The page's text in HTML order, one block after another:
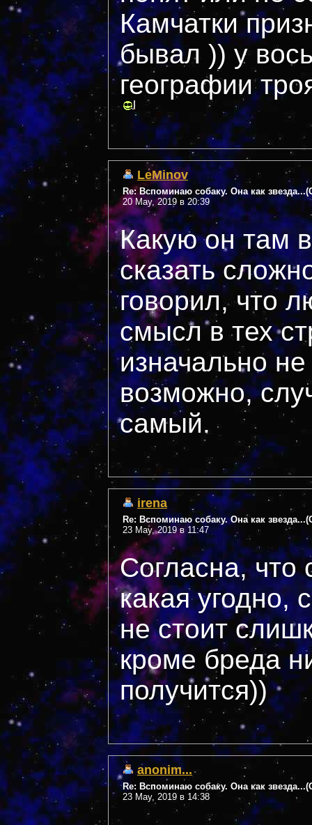
Камчатки
бывал )) у
географии
LeMinov
Re: Вспоминаю собаку. Она как
20 May, 2019 в 20:39
Какую он там
сказать
говорил, что
смысл в тех
изначально
возможно,
самый.
irena
Re: Вспоминаю собаку. Она как
23 May, 2019 в 11:47
Согласна, что
какая угодно,
не стоит
кроме бреда
получится))
anonim...
Re: Вспоминаю собаку. Она как
23 May, 2019 в 14:38